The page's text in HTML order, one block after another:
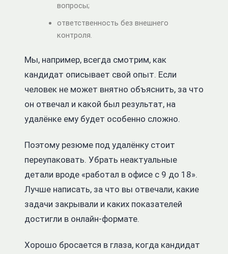
вопросы;
ответственность без внешнего
контроля.
Мы, например, всегда смотрим, как
кандидат описывает свой опыт. Если
человек не может внятно объяснить, за что
он отвечал и какой был результат, на
удалёнке ему будет особенно сложно.
Поэтому резюме под удалёнку стоит
переупаковать. Убрать неактуальные
детали вроде «работал в офисе с 9 до 18».
Лучше написать, за что вы отвечали, какие
задачи закрывали и каких показателей
достигли в онлайн-формате.
Хорошо бросается в глаза, когда кандидат